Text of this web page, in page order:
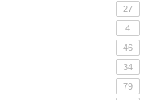
27
4
46
34
79